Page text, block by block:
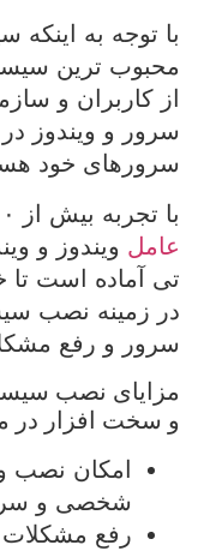
با توجه به اینکه
محبوب ترین
از کاربران و
سرور و ویندوز
سرورهای خود
با تجربه بیش از ۱۰ سال در زمینه نصب
عامل ویندوز و
تی آماده است تا
در زمینه نصب
سرور و رفع
مزایای نصب
و سخت افزار در
امکان نصب
شخصی و
رفع